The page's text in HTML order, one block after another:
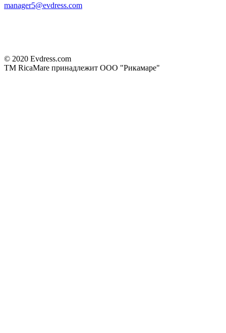
manager5@evdress.com
© 2020 Evdress.com
ТМ RicaMare принадлежит ООО "Рикамаре"